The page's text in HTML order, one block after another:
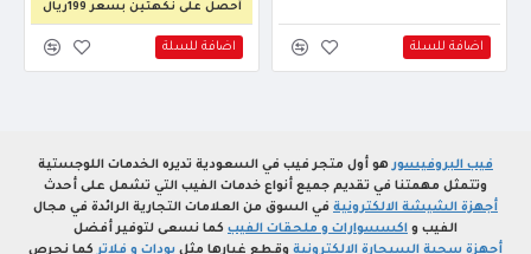
اضافة للسلة
أحصل على نكهتين بسعر 199ريال
اضافة للسلة
فيب البروفيسورهو أول متجر فيب في السعودية تديره الخدمات اللوجستية
وتتمثل مهمتنا في تقديم جميع أنواع خدمات الفيب التي تشمل على أحدث
أجهزة الشيشة الالكترونية في السوق من العلامات التجارية الرائدة في مجال
الفيب و اكسسوارات و ملحقات الفيب كما نسعى لتوفير أفضل
أجهزة سحبة السيجارة الالكترونية وقطع غيارها مثل بودات و فلاتركما نحرص